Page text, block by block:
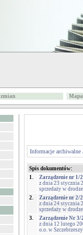
Informacje archiwalne
Spis dokumentów:
1.
Zarządzenie nr 1/
z dnia 23 stycznia
sprzedaży w
2.
Zarządzenie nr 2/
z dnia 24 stycznia
sprzedaży w
3.
Zarządzenie Nr 3/
z dnia 12 lutego
o.o. w